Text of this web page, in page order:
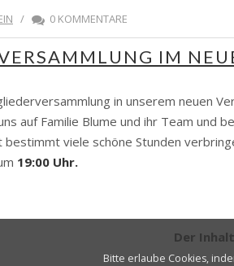
/ 0 KOMMENTARE
IM
in unserem neuen
auf Familie Blume und ihr Team und
viele schöne Stunden
19:00 Uhr.
Der
Bitte erlaube Cookies,